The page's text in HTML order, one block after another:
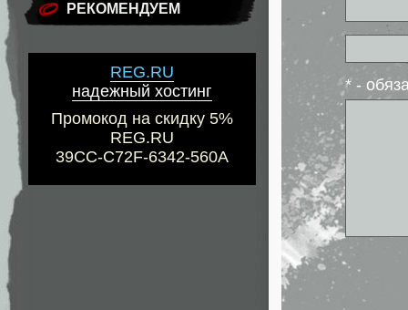
РЕКОМЕНДУЕМ
REG.RU
надежный хостинг
Промокод на скидку 5%
REG.RU
39CC-C72F-6342-560A
* -